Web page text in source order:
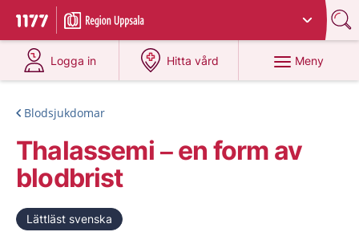
Till startsidan för 1177
Du har valt region
Logga in
på 1177.se
Hitta vård
på 1177.se
Meny
Blodsjukdomar
Thalassemi – en form av
blodbrist
Lättläst svenska